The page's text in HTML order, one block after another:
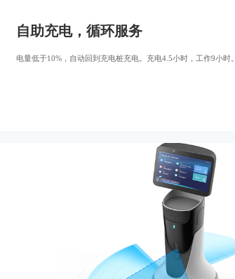
自助充电，循环服务
电量低于10%，自动回到充电桩充电。充电4.5小时，工作9小时。